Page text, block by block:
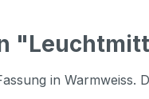
in Warmweiss.